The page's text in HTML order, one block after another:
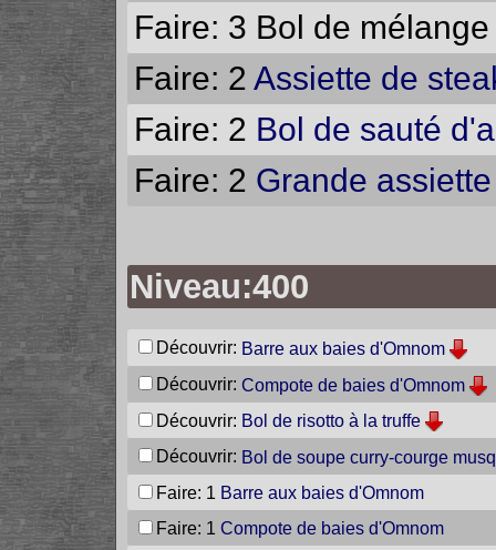
Faire: 3 Bol de
Faire: 2 Assiette de
Faire: 2 Bol de sauté
Faire: 2 Grande
Niveau:400
Découvrir: Barre aux baies d'Omnom
Découvrir: Compote de baies d'Omnom
Découvrir: Bol de risotto à la truffe
Découvrir: Bol de soupe curry-courge
Faire: 1 Barre aux baies d'Omnom
Faire: 1 Compote de baies d'Omnom